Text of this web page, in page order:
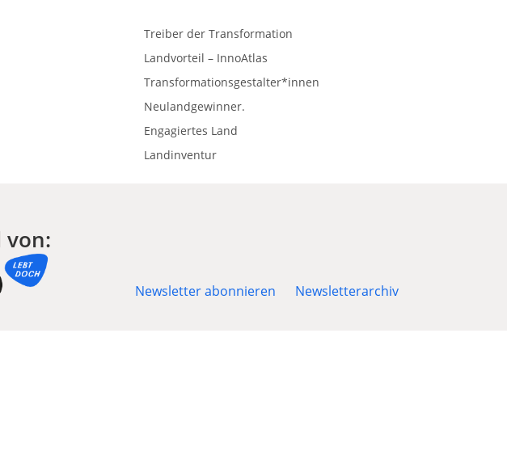
Treiber der Transformation
Landvorteil – InnoAtlas
Transformationsgestalter*innen
Neulandgewinner.
Engagiertes Land
Landinventur
von:
Newsletter abonnieren Newsletterarchiv